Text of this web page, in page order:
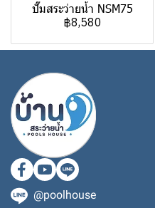
ปั๊มสระว่ายน้ำ NSM75
฿8,580
@poolhouse